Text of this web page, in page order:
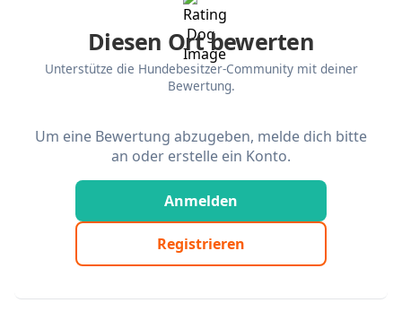
Diesen Ort bewerten
Unterstütze die Hundebesitzer-Community mit deiner
Bewertung.
Um eine Bewertung abzugeben, melde dich bitte
an oder erstelle ein Konto.
Anmelden
Registrieren